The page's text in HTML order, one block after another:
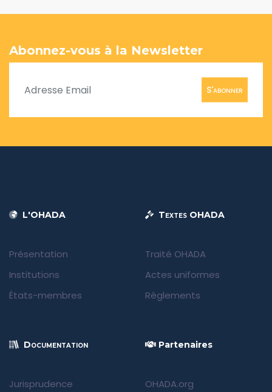
Abonnez-vous à la Newsletter
S'abonner
L'OHADA
Présentation
Institutions
États-membres
Textes OHADA
Traité OHADA
Actes uniformes
Règlements
Documentation
Jurisprudence
Partenaires
OHADA.org